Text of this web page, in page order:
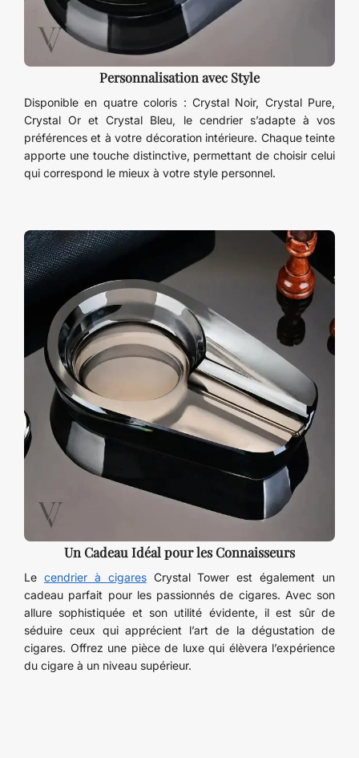
Personnalisation avec Style
Disponible en quatre coloris : Crystal Noir, Crystal Pure,
Crystal Or et Crystal Bleu, le cendrier s’adapte à vos
préférences et à votre décoration intérieure. Chaque teinte
apporte une touche distinctive, permettant de choisir celui
qui correspond le mieux à votre style personnel.
Un Cadeau Idéal pour les Connaisseurs
Le cendrier à cigaresCrystal Tower est également un
cadeau parfait pour les passionnés de cigares. Avec son
allure sophistiquée et son utilité évidente, il est sûr de
séduire ceux qui apprécient l’art de la dégustation de
cigares. Offrez une pièce de luxe qui élèvera l’expérience
du cigare à un niveau supérieur.